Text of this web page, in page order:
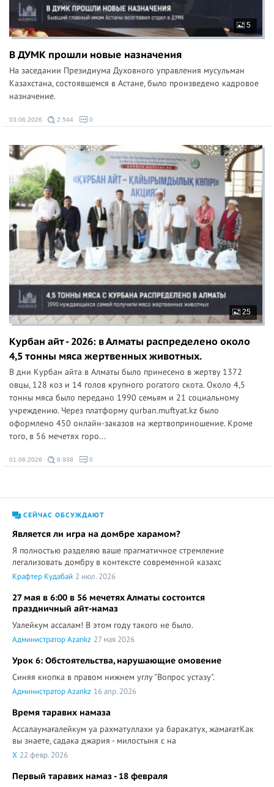
5
В ДУМК прошли новые назначения
На заседании Президиума Духовного управления мусульман
Казахстана, состоявшемся в Астане, было произведено кадровое
назначение.
03.06.2026 2 544 0
25
Курбан айт - 2026: в Алматы распределено около
4,5 тонны мяса жертвенных животных.
В дни Курбан айта в Алматы было принесено в жертву 1372
овцы, 128 коз и 14 голов крупного рогатого скота. Около 4,5
тонны мяса было передано 1990 семьям и 21 социальному
учреждению. Через платформу qurban.muftyat.kz было
оформлено 450 онлайн-заказов на жертвоприношение. Кроме
того, в 56 мечетях горо...
01.06.2026 6 938 0
СЕЙЧАС ОБСУЖДАЮТ
Является ли игра на домбре харамом?
Я полностью разделяю ваше прагматичное стремление
легализовать домбру в контексте современной казахс
Крафтер Кудабай 2 июл. 2026
27 мая в 6:00 в 56 мечетях Алматы состоится
праздничный айт-намаз
Уалейкум ассалам! В этом году такого не было.
Администратор Azankz 27 мая 2026
Урок 6: Обстоятельства, нарушающие омовение
Синяя кнопка в правом нижнем углу "Вопрос устазу".
Администратор Azankz 16 апр. 2026
Время таравих намаза
Ассалаумағалейкум уа рахматуллахи уа баракатух, жамағатКак
вы знаете, садака джария - милостыня с на
X 22 февр. 2026
Первый таравих намаз - 18 февраля